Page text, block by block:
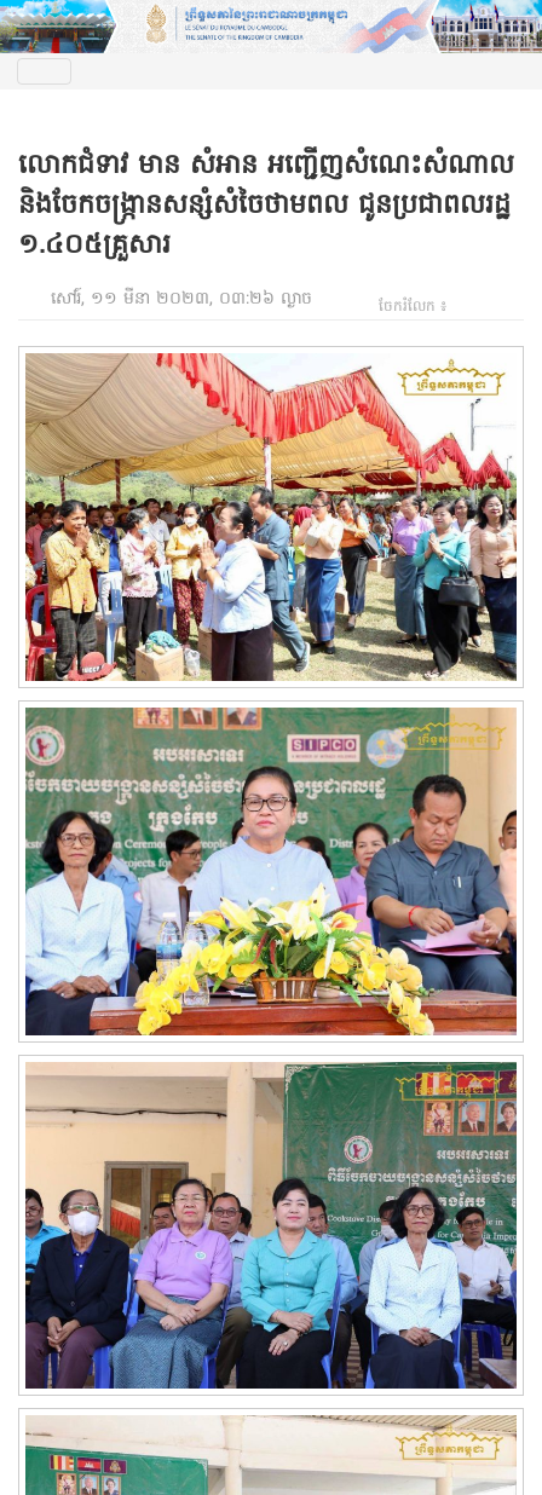
លោកជំទាវ មាន សំអាន អញ្ជើញសំណេះសំណាល
និងចែកចង្រ្កានសន្សំសំចៃថាមពល ជូនប្រជាពលរដ្ឋ
១.៤០៥គ្រួសារ
សៅរ៍, ១១ មីនា ២០២៣, ០៣:២៦ ល្ងាច ចែករំលែក ៖